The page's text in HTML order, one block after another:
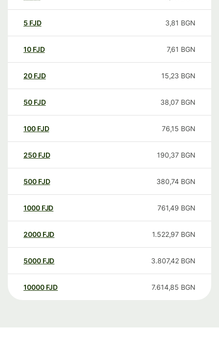
5 FJD 3,81 BGN
10 FJD 7,61 BGN
20 FJD 15,23 BGN
50 FJD 38,07 BGN
100 FJD 76,15 BGN
250 FJD 190,37 BGN
500 FJD 380,74 BGN
1000 FJD 761,49 BGN
2000 FJD 1.522,97 BGN
5000 FJD 3.807,42 BGN
10000 FJD 7.614,85 BGN